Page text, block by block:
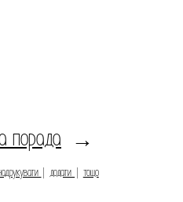
порада →
додати тощо